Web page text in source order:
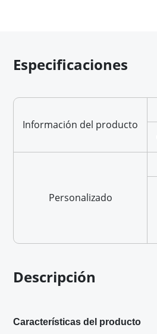
Especificaciones
Información del producto
Personalizado
Descripción
Características del producto